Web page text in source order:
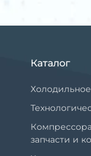
Каталог
запчасти и